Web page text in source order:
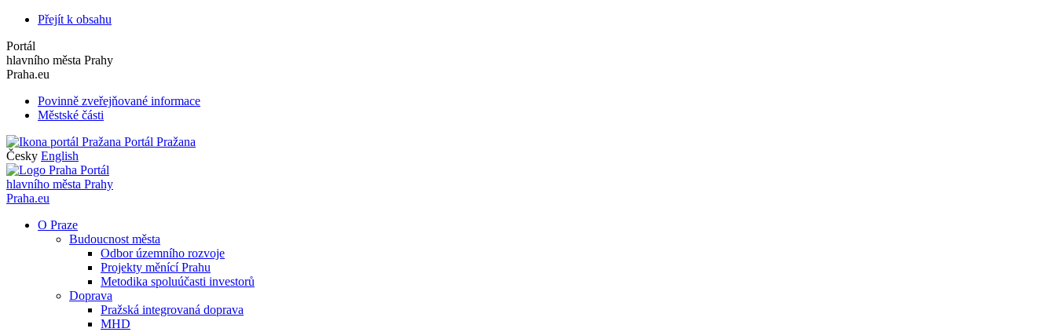
Přejít k obsahu
Portál
hlavního města Prahy
Praha.eu
Povinně zveřejňované informace
Městské části
Portál Pražana
Česky English
Portál
hlavního města Prahy
Praha.eu
O Praze
Budoucnost města
Odbor územního rozvoje
Projekty měnící Prahu
Metodika spoluúčasti investorů
Doprava
Pražská integrovaná doprava
MHD